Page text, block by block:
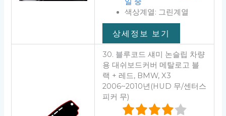
색상계열: 그린계열
상세정보 보기
30. 블루코드 섀미 논슬립 차량
용 대쉬보드커버 메탈로고 블
랙 + 레드, BMW, X3
2006~2010년(HUD 무/센터스
피커 무)